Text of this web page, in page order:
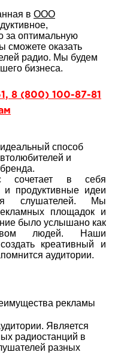
в ООО
за оптимальную
оказать
радио. Мы будем
бизнеса.
8 (800) 100-87-81
способ
и
сочетает в себя
продуктивные идеи
слушателей. Мы
площадок и
было услышано как
людей. Наши
креативный и
аудитории.
рекламы
Является
радиостанций в
разных